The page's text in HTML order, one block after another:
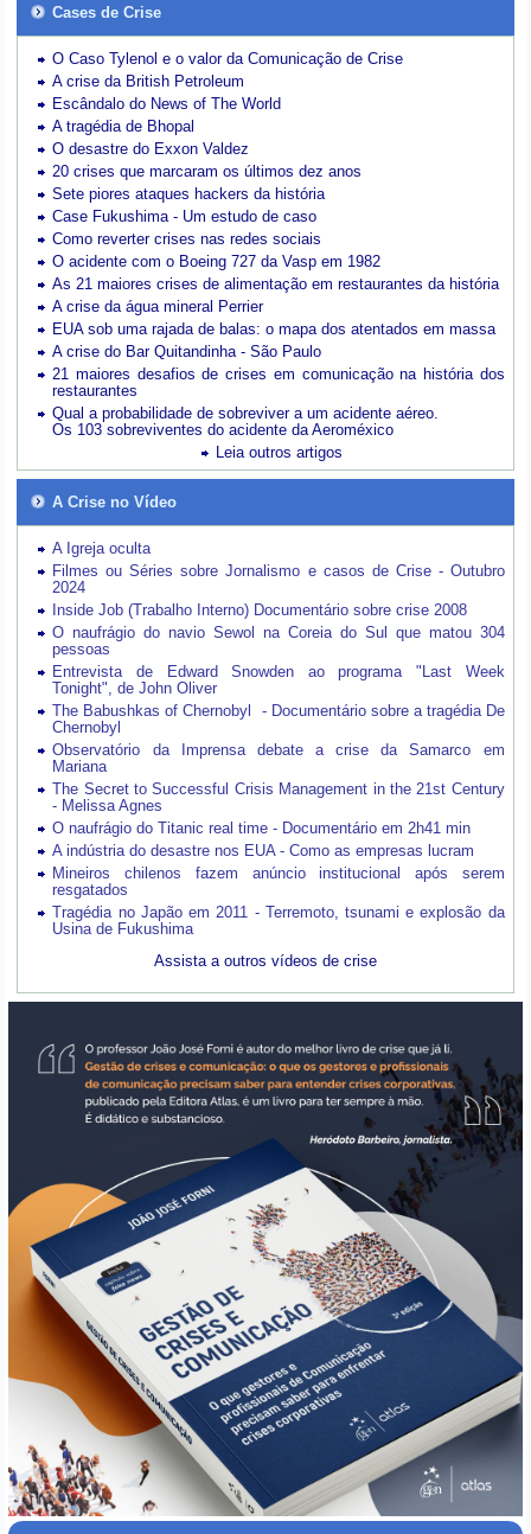
Cases de Crise
O Caso Tylenol e o valor da Comunicação de Crise
A crise da British Petroleum
Escândalo do News of The World
A tragédia de Bhopal
O desastre do Exxon Valdez
20 crises que marcaram os últimos dez anos
Sete piores ataques hackers da história
Case Fukushima - Um estudo de caso
Como reverter crises nas redes sociais
O acidente com o Boeing 727 da Vasp em 1982
As 21 maiores crises de alimentação em restaurantes da história
A crise da água mineral Perrier
EUA sob uma rajada de balas: o mapa dos atentados em massa
A crise do Bar Quitandinha - São Paulo
21 maiores desafios de crises em comunicação na história dos
restaurantes
Qual a probabilidade de sobreviver a um acidente aéreo.
Os 103 sobreviventes do acidente da Aeroméxico
Leia outros artigos
A Crise no Vídeo
A Igreja oculta
Filmes ou Séries sobre Jornalismo e casos de Crise - Outubro
2024
Inside Job (Trabalho Interno) Documentário sobre crise 2008
O naufrágio do navio Sewol na Coreia do Sul que matou 304
pessoas
Entrevista de Edward Snowden ao programa "Last Week
Tonight", de John Oliver
The Babushkas of Chernobyl - Documentário sobre a tragédia De
Chernobyl
Observatório da Imprensa debate a crise da Samarco em
Mariana
The Secret to Successful Crisis Management in the 21st Century
- Melissa Agnes
O naufrágio do Titanic real time - Documentário em 2h41 min
A indústria do desastre nos EUA - Como as empresas lucram
Mineiros chilenos fazem anúncio institucional após serem
resgatados
Tragédia no Japão em 2011 - Terremoto, tsunami e explosão da
Usina de Fukushima
Assista a outros vídeos de crise